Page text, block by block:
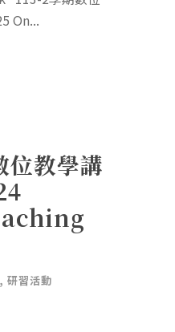
On...
位教學講
, 研習活動